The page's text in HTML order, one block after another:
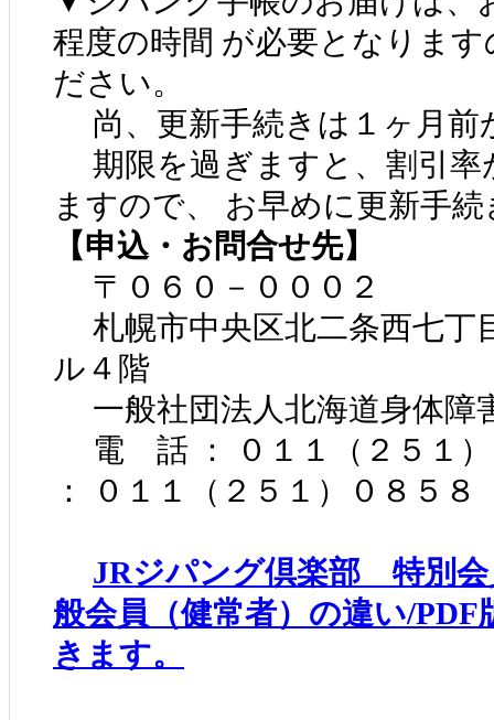
程度の時間 が必要となりま
ださい。
尚、更新手続きは１ヶ月前
期限を過ぎますと、割引率
ますので、 お早めに更新手
【申込・お問合せ先】
〒０６０－０００２
札幌市中央区北二条西七丁
ル４階
一般社団法人北海道身体障
電 話 ： ０１１（２５１
： ０１１（２５１）０８５８
JRジパング倶楽部 特別会
般会員（健常者）の違い/
きます。